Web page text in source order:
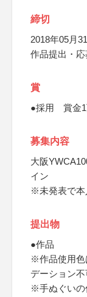
締切
2018年05月
作品提出・
賞
●採用 賞金1
募集内容
大阪
イン
※未発表で本
提出物
●作品
※作品使用色
デーション不
※手ぬぐいの